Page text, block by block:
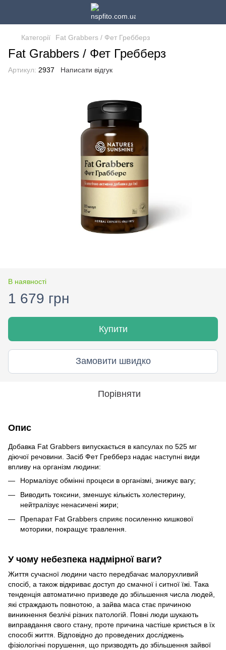
Категорії Fat Grabbers / Фет Гребберз
Fat Grabbers / Фет Гребберз
Артикул: 2937 Написати відгук
В наявності
1 679 грн
Купити
Замовити швидко
Порівняти
Опис
Добавка Fat Grabbers випускається в капсулах по 525 мг
діючої речовини. Засіб Фет Гребберз надає наступні види
впливу на організм людини:
Нормалізує обмінні процеси в організмі, знижує вагу;
Виводить токсини, зменшує кількість холестерину,
нейтралізує ненасичені жири;
Препарат Fat Grabbers сприяє посиленню кишкової
моторики, покращує травлення.
У чому небезпека надмірної ваги?
Життя сучасної людини часто передбачає малорухливий
спосіб, а також відкриває доступ до смачної і ситної їжі. Така
тенденція автоматично призведе до збільшення числа людей,
які страждають повнотою, а зайва маса стає причиною
виникнення безлічі різних патологій. Повні люди шукають
виправдання свого стану, проте причина частіше криється в їх
способі життя. Відповідно до проведених досліджень
фізіологічні порушення, що призводять до збільшення зайвої